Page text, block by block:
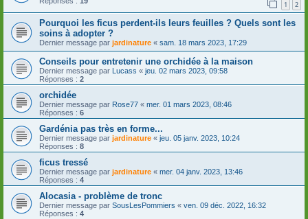
1 2
Pourquoi les ficus perdent-ils leurs feuilles ? Quels sont les
soins à adopter ?
Dernier message par jardinature « sam. 18 mars 2023, 17:29
Conseils pour entretenir une orchidée à la maison
Dernier message par Lucass « jeu. 02 mars 2023, 09:58
Réponses : 2
orchidée
Dernier message par Rose77 « mer. 01 mars 2023, 08:46
Réponses : 6
Gardénia pas très en forme...
Dernier message par jardinature « jeu. 05 janv. 2023, 10:24
Réponses : 8
ficus tressé
Dernier message par jardinature « mer. 04 janv. 2023, 13:46
Réponses : 4
Alocasia - problème de tronc
Dernier message par SousLesPommiers « ven. 09 déc. 2022, 16:32
Réponses : 4